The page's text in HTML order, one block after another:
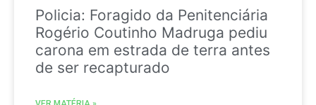
Policia: Foragido da Penitenciária
Rogério Coutinho Madruga pediu
carona em estrada de terra antes
de ser recapturado